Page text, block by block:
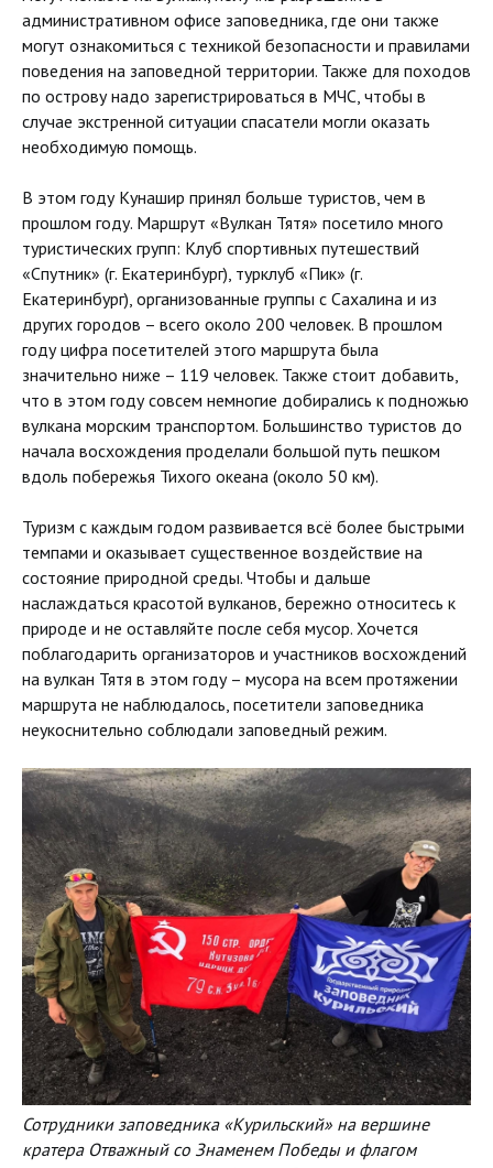
административном офисе заповедника, где они также
могут ознакомиться с техникой безопасности и правилами
поведения на заповедной территории. Также для походов
по острову надо зарегистрироваться в МЧС, чтобы в
случае экстренной ситуации спасатели могли оказать
необходимую помощь.
В этом году Кунашир принял больше туристов, чем в
прошлом году. Маршрут «Вулкан Тятя» посетило много
туристических групп: Клуб спортивных путешествий
«Спутник» (г. Екатеринбург), турклуб «Пик» (г.
Екатеринбург), организованные группы с Сахалина и из
других городов – всего около 200 человек. В прошлом
году цифра посетителей этого маршрута была
значительно ниже – 119 человек. Также стоит добавить,
что в этом году совсем немногие добирались к подножью
вулкана морским транспортом. Большинство туристов до
начала восхождения проделали большой путь пешком
вдоль побережья Тихого океана (около 50 км).
Туризм с каждым годом развивается всё более быстрыми
темпами и оказывает существенное воздействие на
состояние природной среды. Чтобы и дальше
наслаждаться красотой вулканов, бережно относитесь к
природе и не оставляйте после себя мусор. Хочется
поблагодарить организаторов и участников восхождений
на вулкан Тятя в этом году – мусора на всем протяжении
маршрута не наблюдалось, посетители заповедника
неукоснительно соблюдали заповедный режим.
Сотрудники заповедника «Курильский» на вершине
кратера Отважный со Знаменем Победы и флагом